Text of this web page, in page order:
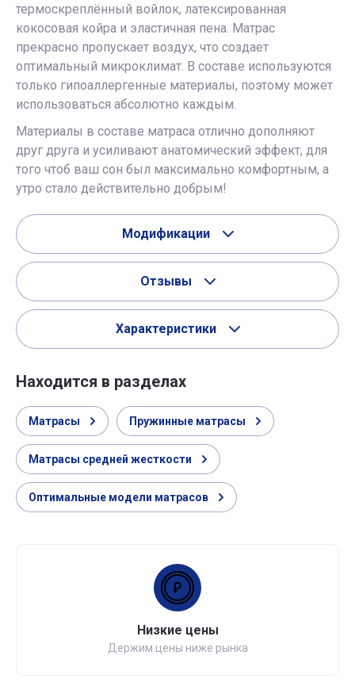
термоскреплённый войлок, латексированная
кокосовая койра и эластичная пена. Матрас
прекрасно пропускает воздух, что создает
оптимальный микроклимат. В составе используются
только гипоаллергенные материалы, поэтому может
использоваться абсолютно каждым.
Материалы в составе матраса отлично дополняют
друг друга и усиливают анатомический эффект, для
того чтоб ваш сон был максимально комфортным, а
утро стало действительно добрым!
Модификации
Отзывы
Характеристики
Находится в разделах
Матрасы Пружинные матрасы
Матрасы средней жесткости
Оптимальные модели матрасов
Низкие цены
Держим цены ниже рынка